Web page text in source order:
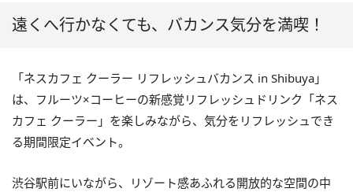
遠くへ行かなくても、バカンス気分を満喫！
「ネスカフェ クーラー リフレッシュバカンス in Shibuya」
は、フルーツ×コーヒーの新感覚リフレッシュドリンク「ネス
カフェ クーラー」を楽しみながら、気分をリフレッシュでき
る期間限定イベント。
渋谷駅前にいながら、リゾート感あふれる開放的な空間の中